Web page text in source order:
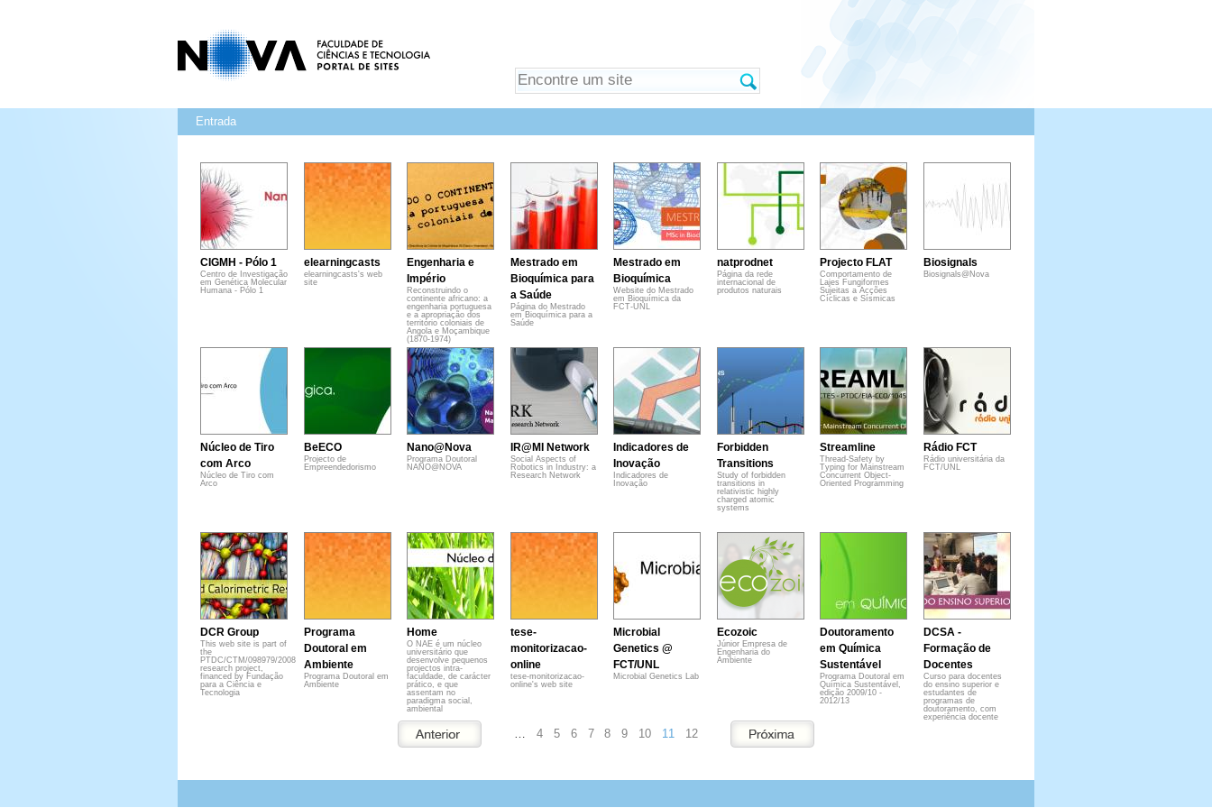
Entrada
CIGMH - Pólo 1
Centro de Investigação
em Genética Molecular
Humana - Pólo 1
elearningcasts
elearningcasts's web
site
Engenharia e
Império
Reconstruindo o
continente africano: a
engenharia portuguesa
e a apropriação dos
território coloniais de
Angola e Moçambique
(1870-1974)
Mestrado em
Bioquímica para
a Saúde
Página do Mestrado
em Bioquímica para a
Saúde
Mestrado em
Bioquímica
Website do Mestrado
em Bioquímica da
FCT-UNL
natprodnet
Página da rede
internacional de
produtos naturais
Projecto FLAT
Comportamento de
Lajes Fungiformes
Sujeitas a Acções
Cíclicas e Sísmicas
Biosignals
Biosignals@Nova
Núcleo de Tiro
com Arco
Núcleo de Tiro com
Arco
BeECO
Projecto de
Empreendedorismo
Nano@Nova
Programa Doutoral
NANO@NOVA
IR@MI Network
Social Aspects of
Robotics in Industry: a
Research Network
Indicadores de
Inovação
Indicadores de
Inovação
Forbidden
Transitions
Study of forbidden
transitions in
relativistic highly
charged atomic
systems
Streamline
Thread-Safety by
Typing for Mainstream
Concurrent Object-
Oriented Programming
Rádio FCT
Rádio universitária da
FCT/UNL
DCR Group
This web site is part of
the
PTDC/CTM/098979/2008
research project,
financed by Fundação
para a Ciência e
Tecnologia
Programa
Doutoral em
Ambiente
Programa Doutoral em
Ambiente
Home
O NAE é um núcleo
universitário que
desenvolve pequenos
projectos intra-
faculdade, de carácter
prático, e que
assentam no
paradigma social,
ambiental
tese-
monitorizacao-
online
tese-monitorizacao-
online's web site
Microbial
Genetics @
FCT/UNL
Microbial Genetics Lab
Ecozoic
Júnior Empresa de
Engenharia do
Ambiente
Doutoramento
em Química
Sustentável
Programa Doutoral em
Química Sustentável,
edição 2009/10 -
2012/13
DCSA -
Formação de
Docentes
Curso para docentes
do ensino superior e
estudantes de
programas de
doutoramento, com
experiência docente
… 4 5 6 7 8 9 10 11 12